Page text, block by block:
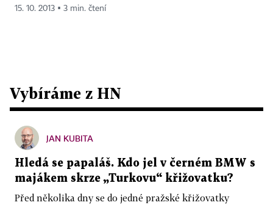
15. 10. 2013 ▪ 3 min. čtení
Vybíráme z HN
JAN KUBITA
Hledá se papaláš. Kdo jel v černém BMW s
majákem skrze „Turkovu“ křižovatku?
Před několika dny se do jedné pražské křižovatky